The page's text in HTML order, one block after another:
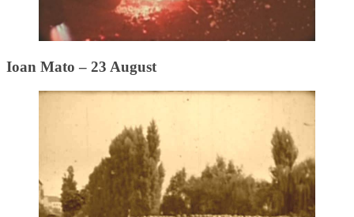
Ioan Mato – 23 August